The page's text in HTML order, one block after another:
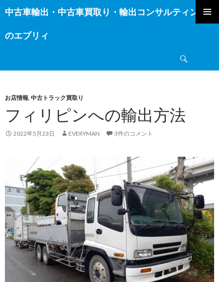
中古車輸出・中古車買取り・輸出コンサルティング
のエブリィ
テ
へ
ッ
プ
お店情報, 中古トラック買取り
フィリピンへの輸出方法
2022年5月23日 EVERYMAN 3件のコメント